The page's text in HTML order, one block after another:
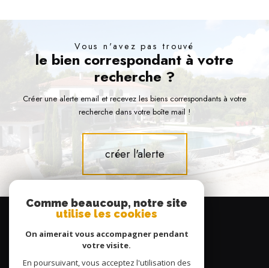
Vous n'avez pas trouvé
le bien correspondant à votre
recherche ?
Créer une alerte email et recevez les biens correspondants à votre
recherche dans votre boîte mail !
créer l'alerte
Se
connecter
espace propriétaire
Comme beaucoup, notre site
utilise les cookies
On aimerait vous accompagner pendant
votre visite.
En poursuivant, vous acceptez l'utilisation des